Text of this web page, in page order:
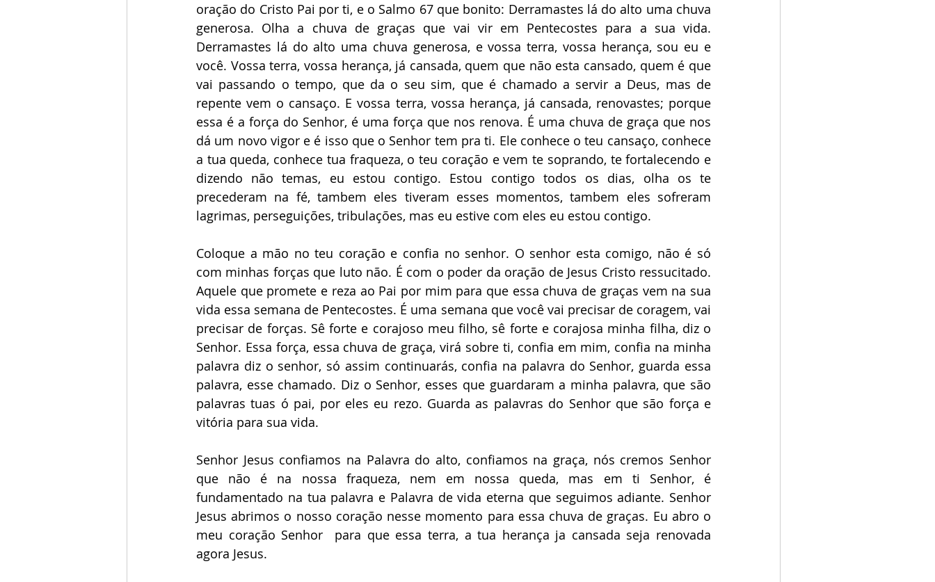
oração do Cristo Pai por ti, e o Salmo 67 que bonito: Derramastes lá do alto uma chuva
generosa. Olha a chuva de graças que vai vir em Pentecostes para a sua vida.
Derramastes lá do alto uma chuva generosa, e vossa terra, vossa herança, sou eu e
você. Vossa terra, vossa herança, já cansada, quem que não esta cansado, quem é que
vai passando o tempo, que da o seu sim, que é chamado a servir a Deus, mas de
repente vem o cansaço. E vossa terra, vossa herança, já cansada, renovastes; porque
essa é a força do Senhor, é uma força que nos renova. É uma chuva de graça que nos
dá um novo vigor e é isso que o Senhor tem pra ti. Ele conhece o teu cansaço, conhece
a tua queda, conhece tua fraqueza, o teu coração e vem te soprando, te fortalecendo e
dizendo não temas, eu estou contigo. Estou contigo todos os dias, olha os te
precederam na fé, tambem eles tiveram esses momentos, tambem eles sofreram
lagrimas, perseguições, tribulações, mas eu estive com eles eu estou contigo.
Coloque a mão no teu coração e confia no senhor. O senhor esta comigo, não é só
com minhas forças que luto não. É com o poder da oração de Jesus Cristo ressucitado.
Aquele que promete e reza ao Pai por mim para que essa chuva de graças vem na sua
vida essa semana de Pentecostes. É uma semana que você vai precisar de coragem, vai
precisar de forças. Sê forte e corajoso meu filho, sê forte e corajosa minha filha, diz o
Senhor. Essa força, essa chuva de graça, virá sobre ti, confia em mim, confia na minha
palavra diz o senhor, só assim continuarás, confia na palavra do Senhor, guarda essa
palavra, esse chamado. Diz o Senhor, esses que guardaram a minha palavra, que são
palavras tuas ó pai, por eles eu rezo. Guarda as palavras do Senhor que são força e
vitória para sua vida.
Senhor Jesus confiamos na Palavra do alto, confiamos na graça, nós cremos Senhor
que não é na nossa fraqueza, nem em nossa queda, mas em ti Senhor, é
fundamentado na tua palavra e Palavra de vida eterna que seguimos adiante. Senhor
Jesus abrimos o nosso coração nesse momento para essa chuva de graças. Eu abro o
meu coração Senhor  para que essa terra, a tua herança ja cansada seja renovada
agora Jesus.